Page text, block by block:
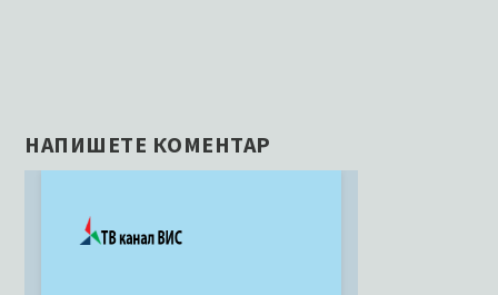
НАПИШЕТЕ КОМЕНТАР